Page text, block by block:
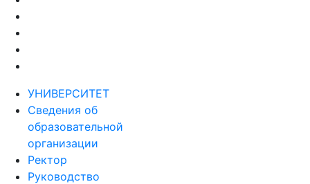
УНИВЕРСИТЕТ
Сведения об
образовательной
организации
Ректор
Руководство